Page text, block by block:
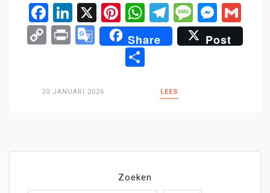
Facebook
LinkedIn
X Pinterest
WhatsApp
Telegram
CopyPrintGoogle
Translate
Share Post
20 JANUARI 2026 LEES
Zoeken